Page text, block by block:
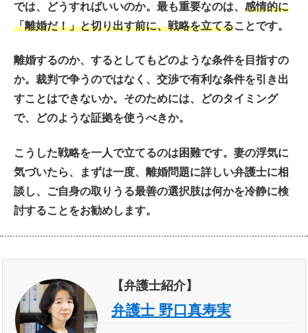
では、どうすればいいのか。最も重要なのは、 感情的に
「離婚だ！」と切り出す前に、戦略を立てることです。
離婚するのか、するとしてもどのような条件を目指すの
か。裁判で争うのではなく、交渉で有利な条件を引き出
すことはできないか。そのためには、どのタイミング
で、どのような証拠を使うべきか。
こうした戦略を一人で立てるのは困難です。妻の浮気に
気づいたら、まずは一度、離婚問題に詳しい弁護士に相
談し、ご自身の取りうる最善の選択肢は何かを冷静に検
討することをお勧めします。
【弁護士紹介】
弁護士 野口真寿実